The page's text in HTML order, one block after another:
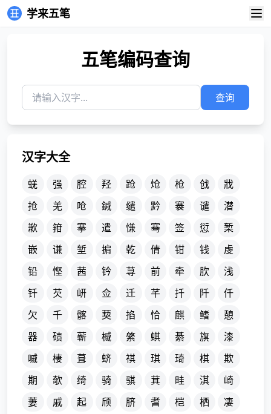
学来五笔
五笔编码查询
查询
汉字大全
蜣 强 腔 羟 跄 炝 枪 戗
戕
抢
羌 呛 鍼 缱 黔 褰 谴
潜
歉
箝 搴 遣 慊 骞 签 愆
椠
嵌
谦 堑 掮 乾 倩 钳 钱
虔
铅
悭 茜 钤 荨 前 牵 肷
浅
钎
芡 岍 佥 迁 芊 扦 阡
仟
欠
千 髂 葜 掐 恰 麒 鳍
憩
器
碛 蕲 槭 綮 蜞 綦 旗
漆
嘁
棲 葺 蛴 祺 琪 琦 棋
欺
期
欹 绮 骑 骐 萁 畦 淇
崎
萋
戚 起 颀 脐 耆 桤 栖
凄